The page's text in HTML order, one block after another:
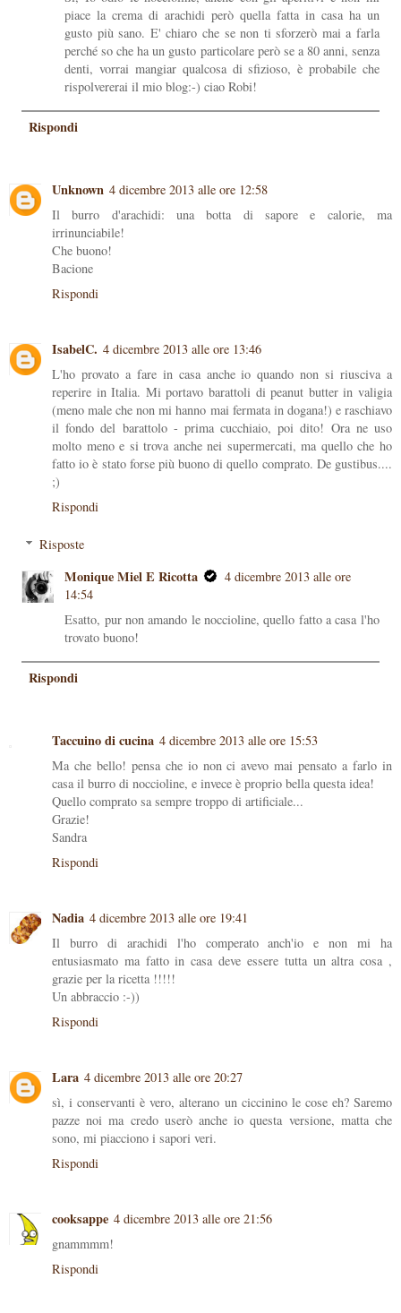
piace la crema di arachidi però quella fatta in casa ha un
gusto più sano. E' chiaro che se non ti sforzerò mai a farla
perché so che ha un gusto particolare però se a 80 anni, senza
denti, vorrai mangiar qualcosa di sfizioso, è probabile che
rispolvererai il mio blog:-) ciao Robi!
Rispondi
Unknown 4 dicembre 2013 alle ore 12:58
Il burro d'arachidi: una botta di sapore e calorie, ma
irrinunciabile!
Che buono!
Bacione
Rispondi
IsabelC. 4 dicembre 2013 alle ore 13:46
L'ho provato a fare in casa anche io quando non si riusciva a
reperire in Italia. Mi portavo barattoli di peanut butter in valigia
(meno male che non mi hanno mai fermata in dogana!) e raschiavo
il fondo del barattolo - prima cucchiaio, poi dito! Ora ne uso
molto meno e si trova anche nei supermercati, ma quello che ho
fatto io è stato forse più buono di quello comprato. De gustibus....
;)
Rispondi
Risposte
Monique Miel E Ricotta
4 dicembre 2013 alle ore
14:54
Esatto, pur non amando le noccioline, quello fatto a casa l'ho
trovato buono!
Rispondi
Taccuino di cucina 4 dicembre 2013 alle ore 15:53
Ma che bello! pensa che io non ci avevo mai pensato a farlo in
casa il burro di noccioline, e invece è proprio bella questa idea!
Quello comprato sa sempre troppo di artificiale...
Grazie!
Sandra
Rispondi
Nadia 4 dicembre 2013 alle ore 19:41
Il burro di arachidi l'ho comperato anch'io e non mi ha
entusiasmato ma fatto in casa deve essere tutta un altra cosa ,
grazie per la ricetta !!!!!
Un abbraccio :-))
Rispondi
Lara 4 dicembre 2013 alle ore 20:27
sì, i conservanti è vero, alterano un ciccinino le cose eh? Saremo
pazze noi ma credo userò anche io questa versione, matta che
sono, mi piacciono i sapori veri.
Rispondi
cooksappe 4 dicembre 2013 alle ore 21:56
gnammmm!
Rispondi